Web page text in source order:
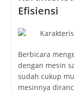
Efisiensi
Berbicara
dengan mesin
sudah cukup
mesinnya